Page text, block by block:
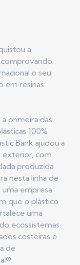
a
o seu
em resinas
primeira das
100%
Bank ajudou a
exterior, com
produzida
nesta linha de
empresa
que o plástico
uma
ecossistemas
costeiras e
de